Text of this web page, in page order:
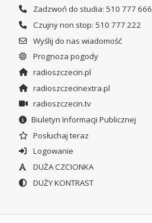
Zadzwoń do studia: 510 777 666
Czujny non stop: 510 777 222
Wyślij do nas wiadomość
Prognoza pogody
radioszczecin.pl
radioszczecinextra.pl
radioszczecin.tv
Biuletyn Informacji Publicznej
Posłuchaj teraz
Logowanie
DUŻA CZCIONKA
DUŻY KONTRAST